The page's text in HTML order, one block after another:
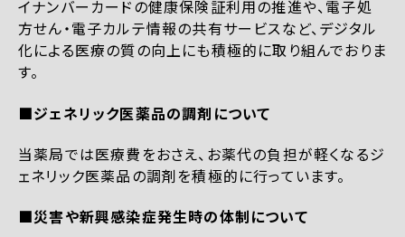
イナンバーカードの健康保険証利用の推進や、電子処
方せん・電子カルテ情報の共有サービスなど、デジタル
化による医療の質の向上にも積極的に取り組んでおりま
す。
■ジェネリック医薬品の調剤について
当薬局では医療費をおさえ、お薬代の負担が軽くなるジ
ェネリック医薬品の調剤を積極的に行っています。
■災害や新興感染症発生時の体制について